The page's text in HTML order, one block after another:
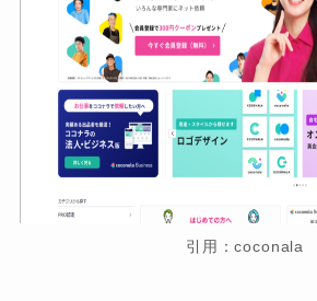
引用：coconala